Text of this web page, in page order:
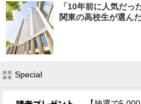
「10年前に人気だ
関東の高校生が選ん
Special